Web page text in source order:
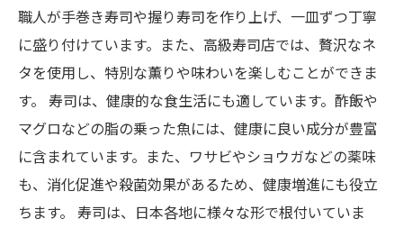
職人が手巻き寿司や握り寿司を作り上げ、一皿ずつ丁寧
に盛り付けています。また、高級寿司店では、贅沢なネ
タを使用し、特別な薫りや味わいを楽しむことができま
す。 寿司は、健康的な食生活にも適しています。酢飯や
マグロなどの脂の乗った魚には、健康に良い成分が豊富
に含まれています。また、ワサビやショウガなどの薬味
も、消化促進や殺菌効果があるため、健康増進にも役立
ちます。 寿司は、日本各地に様々な形で根付いていま